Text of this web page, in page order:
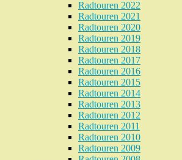
Radtouren 2022
Radtouren 2021
Radtouren 2020
Radtouren 2019
Radtouren 2018
Radtouren 2017
Radtouren 2016
Radtouren 2015
Radtouren 2014
Radtouren 2013
Radtouren 2012
Radtouren 2011
Radtouren 2010
Radtouren 2009